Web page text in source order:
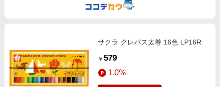
サクラ クレパス太巻 16色 LP16R
￥ 579
1.0%